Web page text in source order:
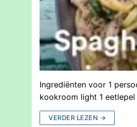
Ingrediënten voor 1
kookroom light 1
VERDER LEZEN →